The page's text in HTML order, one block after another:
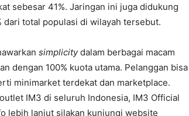
sebesar 41%. Jaringan ini juga didukung
dari total populasi di wilayah tersebut.
simplicitydalam berbagai macam
dengan 100% kuota utama. Pelanggan bisa
minimarket terdekat dan marketplace.
IM3 di seluruh Indonesia, IM3 Official
lebih lanjut silakan kunjungi website